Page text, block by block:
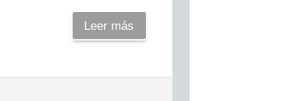
Leer más